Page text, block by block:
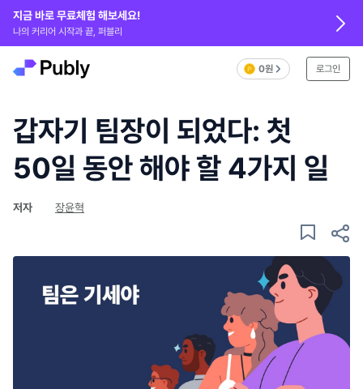
지금 바로 무료체험 해보세요!
나의 커리어 시작과 끝, 퍼블리
0원 로그인
갑자기 팀장이 되었다: 첫
50일 동안 해야 할 4가지 일
저자 장윤혁